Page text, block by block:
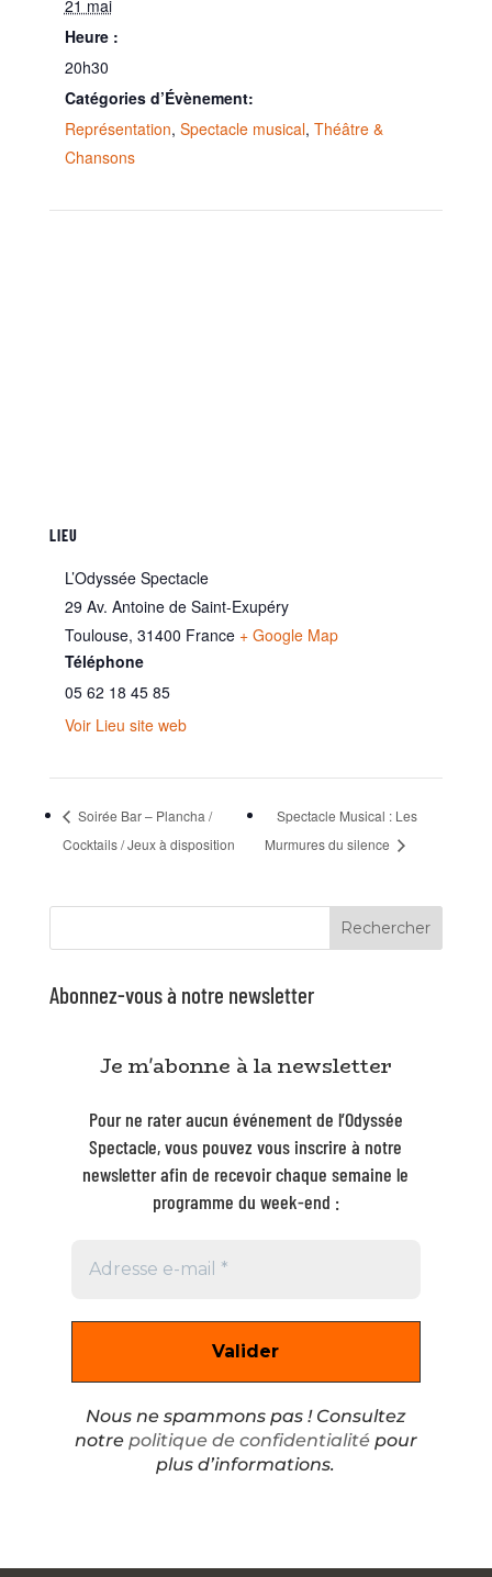
21 mai
Heure :
20h30
Catégories d’Évènement:
Représentation, Spectacle musical, Théâtre &
Chansons
LIEU
L’Odyssée Spectacle
29 Av. Antoine de Saint-Exupéry
Toulouse, 31400 France + Google Map
Téléphone
05 62 18 45 85
Voir Lieu site web
Soirée Bar – Plancha /
Cocktails / Jeux à disposition
Spectacle Musical : Les
Murmures du silence
Rechercher
Abonnez-vous à notre newsletter
Je m'abonne à la newsletter
Pour ne rater aucun événement de l’Odyssée
Spectacle, vous pouvez vous inscrire à notre
newsletter afin de recevoir chaque semaine le
programme du week-end :
Nous ne spammons pas ! Consultez
notre politique de confidentialitépour
plus d’informations.